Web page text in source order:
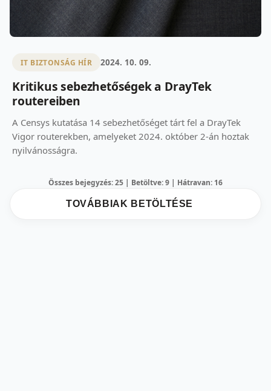
IT BIZTONSÁG HÍR 2024. 10. 09.
Kritikus sebezhetőségek a DrayTek
routereiben
A Censys kutatása 14 sebezhetőséget tárt fel a DrayTek
Vigor routerekben, amelyeket 2024. október 2-án hoztak
nyilvánosságra.
Összes bejegyzés: 25 | Betöltve: 9 | Hátravan: 16
TOVÁBBIAK BETÖLTÉSE